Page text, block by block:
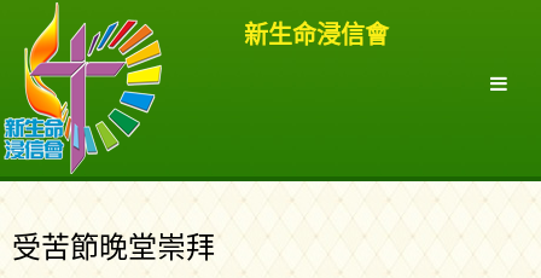
新生命浸信會
受苦節晚堂崇拜